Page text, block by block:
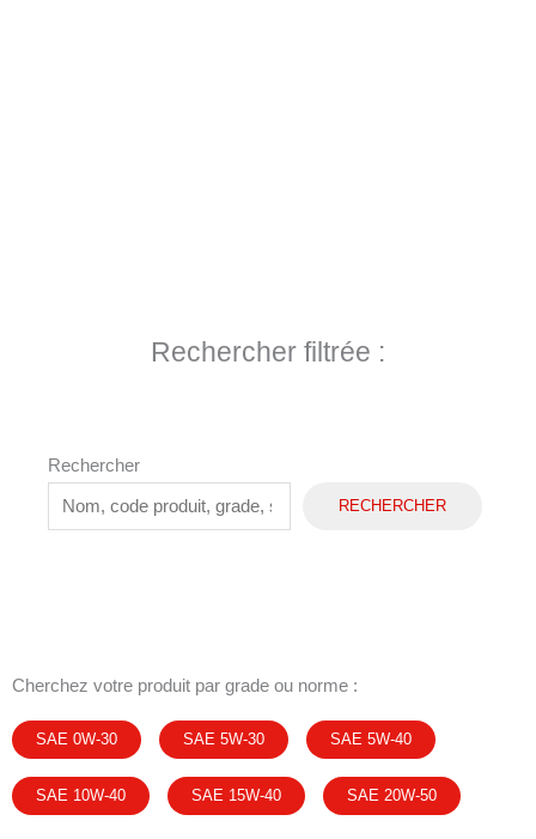
Rechercher filtrée :
Rechercher
RECHERCHER
Cherchez votre produit par grade ou norme :
SAE 0W-30 SAE 5W-30 SAE 5W-40
SAE 10W-40 SAE 15W-40 SAE 20W-50